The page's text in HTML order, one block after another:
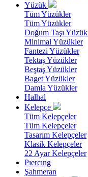
Yüzük
Tüm Yüzükler
Tüm Yüzükler
Doğum Taşı
Minimal Yüzükler
Fantezi Yüzükler
Tektaş Yüzükler
Beştaş Yüzükler
Baget Yüzükler
Damla Yüzükler
Halhal
Kelepçe
Tüm Kelepçeler
Tüm Kelepçeler
Tasarım Kelepçeler
Klasik Kelepçeler
22 Ayar Kelepçeler
Pıercıng
Şahmeran